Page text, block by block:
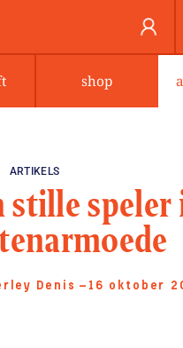
shop
ARTIKELS
stille speler
Denis —16 oktober